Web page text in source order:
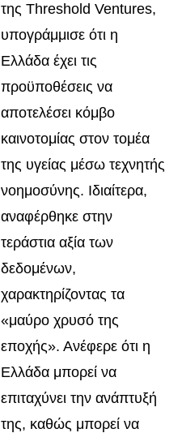
της Threshold Ventures,
υπογράμμισε ότι η
Ελλάδα έχει τις
προϋποθέσεις να
αποτελέσει κόμβο
καινοτομίας στον τομέα
της υγείας μέσω τεχνητής
νοημοσύνης. Ιδιαίτερα,
αναφέρθηκε στην
τεράστια αξία των
δεδομένων,
χαρακτηρίζοντας τα
«μαύρο χρυσό της
εποχής». Ανέφερε ότι η
Ελλάδα μπορεί να
επιταχύνει την ανάπτυξή
της, καθώς μπορεί να